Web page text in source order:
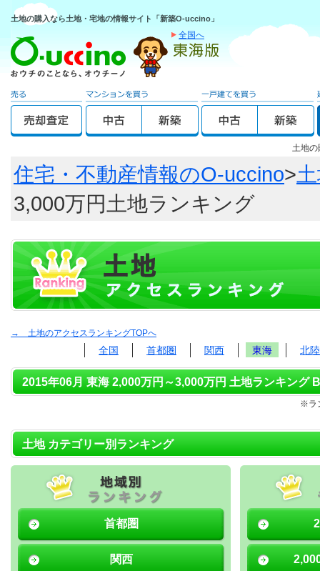
土地の購入なら土地・宅地の情報サイト「新築O-uccino」
全国へ
土地
住宅・不動産情報のO-uccino>
3,000万円土地ランキング
→ 土地のアクセスランキングTOPへ
全国 首都圏 関西 東海 北
2015年06月 東海 2,000万円～3,000万円 土地ランキング
※ラ
土地 カテゴリー別ランキング
首都圏
関西